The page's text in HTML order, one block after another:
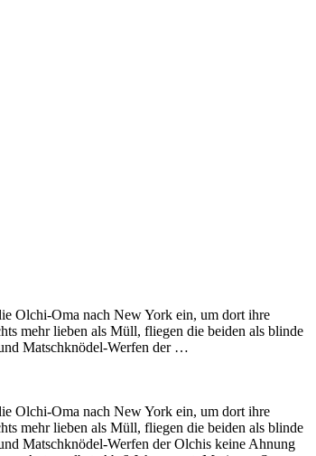
Olchi-Oma nach New York ein, um dort ihre
mehr lieben als Müll, fliegen die beiden als blinde
Matschknödel-Werfen der …
Olchi-Oma nach New York ein, um dort ihre
mehr lieben als Müll, fliegen die beiden als blinde
Matschknödel-Werfen der Olchis keine Ahnung